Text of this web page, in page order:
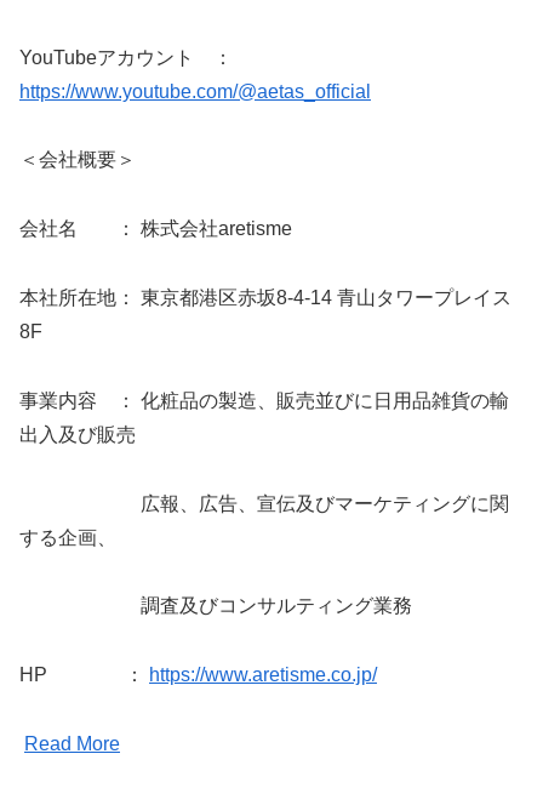
YouTubeアカウント ：
https://www.youtube.com/@aetas_official
＜会社概要＞
会社名 ： 株式会社aretisme
本社所在地： 東京都港区赤坂8-4-14 青山タワープレイス
8F
事業内容 ： 化粧品の製造、販売並びに日用品雑貨の輸
出入及び販売
広報、広告、宣伝及びマーケティングに関
する企画、
調査及びコンサルティング業務
HP ： https://www.aretisme.co.jp/
Read More